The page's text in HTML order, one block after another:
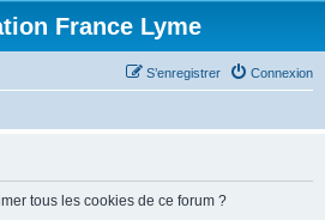
France Lyme
Connexion
S’enregistrer
tous les cookies de ce forum ?